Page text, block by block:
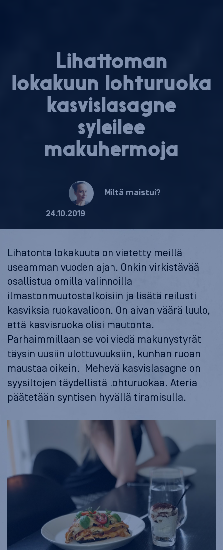
Lihattoman
lokakuun lohturuoka
kas­vis­la­sag­ne
syleilee
makuhermoja
Miltä maistui?
24.10.2019
Lihatonta lokakuuta on vietetty meillä
useamman vuoden ajan. Onkin virkistävää
osallistua omilla valinnoilla
ilmastonmuutostalkoisiin ja lisätä reilusti
kasviksia ruokavalioon. On aivan väärä luulo,
että kasvisruoka olisi mautonta.
Parhaimmillaan se voi viedä makunystyrät
täysin uusiin ulottuvuuksiin, kunhan ruoan
maustaa oikein. Mehevä kasvislasagne on
syysiltojen täydellistä lohturuokaa. Ateria
päätetään syntisen hyvällä tiramisulla.